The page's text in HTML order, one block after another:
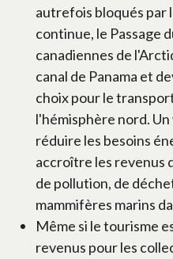
autrefois bloqués par
continue, le Passage
canadiennes de
canal de Panama et
choix pour le
l'hémisphère nord.
réduire les besoins
accroître les revenus
de pollution, de
mammifères marins
Même si le tourisme
revenus pour les